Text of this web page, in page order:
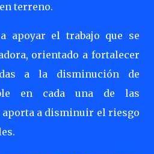
terreno.
apoyar el trabajo que se
orientado a fortalecer
a la disminución de
en cada una de las
aporta a disminuir el riesgo